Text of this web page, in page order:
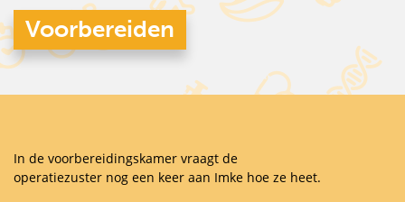
Voorbereiden
In de voorbereidingskamer vraagt de
operatiezuster nog een keer aan Imke hoe ze heet.